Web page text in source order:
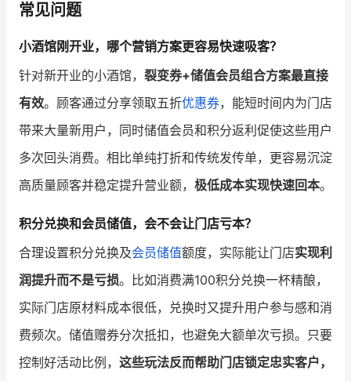
常见问题
小酒馆刚开业，哪个营销方案更容易快速吸客？
针对新开业的小酒馆， 裂变券+储值会员组合方案最直接
有效。顾客通过分享领取五折优惠券，能短时间内为门店
带来大量新用户，同时储值会员和积分返利促使这些用户
多次回头消费。相比单纯打折和传统发传单，更容易沉淀
高质量顾客并稳定提升营业额， 极低成本实现快速回本。
积分兑换和会员储值，会不会让门店亏本？
合理设置积分兑换及会员储值额度，实际能让门店实现利
润提升而不是亏损。比如消费满100积分兑换一杯精酿，
实际门店原材料成本很低，兑换时又提升用户参与感和消
费频次。储值赠券分次抵扣，也避免大额单次亏损。只要
控制好活动比例， 这些玩法反而帮助门店锁定忠实客户，